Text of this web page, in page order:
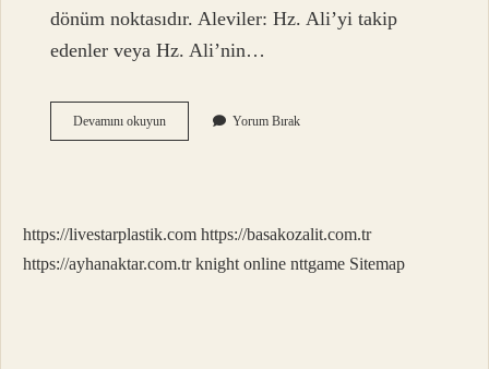
dönüm noktasıdır. Aleviler: Hz. Ali’yi takip
edenler veya Hz. Ali’nin…
Devamını okuyunAlevîler
Kimler
Yorum Bırak
https://livestarplastik.com https://basakozalit.com.tr
https://ayhanaktar.com.tr knight online nttgame Sitemap